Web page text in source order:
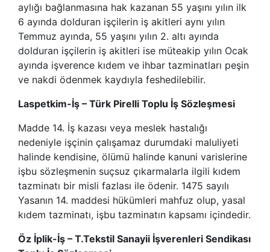
aylığı bağlanmasına hak kazanan 55 yaşını yılın ilk
6 ayında dolduran işçilerin iş akitleri aynı yılın
Temmuz ayında, 55 yaşını yılın 2. altı ayında
dolduran işçilerin iş akitleri ise müteakip yılın Ocak
ayında işverence kıdem ve ihbar tazminatları peşin
ve nakdi ödenmek kaydıyla feshedilebilir.
Laspetkim-İş – Türk Pirelli Toplu İş Sözleşmesi
Madde 14. İş kazası veya meslek hastalığı
nedeniyle işçinin çalışamaz durumdaki maluliyeti
halinde kendisine, ölümü halinde kanuni varislerine
işbu sözleşmenin suçsuz çıkarmalarla ilgili kıdem
tazminatı bir misli fazlası ile ödenir. 1475 sayılı
Yasanın 14. maddesi hükümleri mahfuz olup, yasal
kıdem tazminatı, işbu tazminatın kapsamı içindedir.
Öz İplik-İş – T.Tekstil Sanayii İşverenleri Sendikası